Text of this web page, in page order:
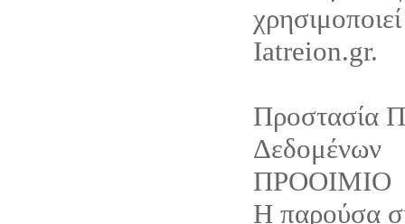
Iatreion.gr.
Προστασία
Δεδομένων
ΠΡΟΟΙΜΙΟ
Η παρούσα